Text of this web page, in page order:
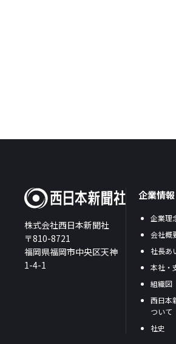
株式会社西日本新聞社
〒810-8721
福岡県福岡市中央区天神
1-4-1
企業情報
企業理
会社概
社長あ
本社・
組織図
西日本
ついて
社史